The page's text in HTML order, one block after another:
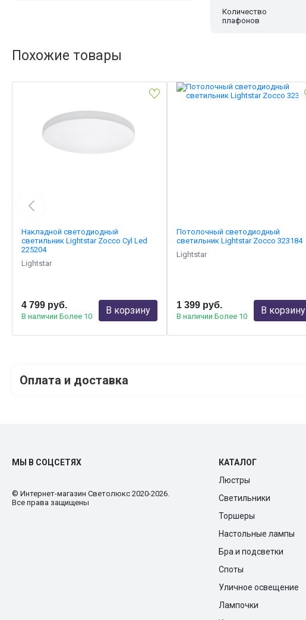
Количество
плафонов
Похожие товары
Накладной светодиодный
светильник Lightstar Zocco Cyl Led
225204
Lightstar
4 799 руб.
В наличии Более 10
В корзину
Потолочный светодиодный
светильник Lightstar Zocco 323184
Lightstar
1 399 руб.
В наличии Более 10
В корзину
Оплата и доставка
МЫ В СОЦСЕТЯХ
© Интернет-магазин Cветолюкс 2020-2026.
Все права защищены
КАТАЛОГ
Люстры
Светильники
Торшеры
Настольные лампы
Бра и подсветки
Споты
Уличное освещение
Лампочки